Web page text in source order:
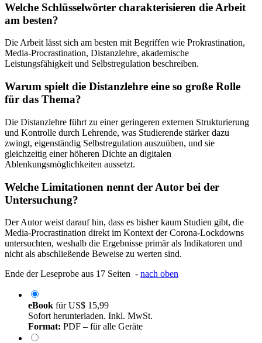
Welche Schlüsselwörter charakterisieren die Arbeit
am besten?
Die Arbeit lässt sich am besten mit Begriffen wie Prokrastination,
Media-Procrastination, Distanzlehre, akademische
Leistungsfähigkeit und Selbstregulation beschreiben.
Warum spielt die Distanzlehre eine so große Rolle
für das Thema?
Die Distanzlehre führt zu einer geringeren externen Strukturierung
und Kontrolle durch Lehrende, was Studierende stärker dazu
zwingt, eigenständig Selbstregulation auszuüben, und sie
gleichzeitig einer höheren Dichte an digitalen
Ablenkungsmöglichkeiten aussetzt.
Welche Limitationen nennt der Autor bei der
Untersuchung?
Der Autor weist darauf hin, dass es bisher kaum Studien gibt, die
Media-Procrastination direkt im Kontext der Corona-Lockdowns
untersuchten, weshalb die Ergebnisse primär als Indikatoren und
nicht als abschließende Beweise zu werten sind.
Ende der Leseprobe aus 17 Seiten - nach oben
eBook fürUS$ 15,99
Sofort herunterladen. Inkl. MwSt.
Format: PDF – für alle Geräte